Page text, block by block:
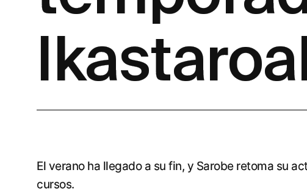
El verano ha llegado a su fin, y Sarobe retoma su
cursos.